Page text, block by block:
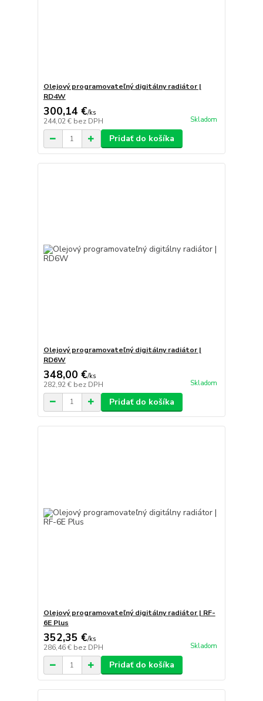
Olejový programovateľný digitálny radiátor |
RD4W
300,14 €/ks
244,02 € bez DPH Skladom
Pridať do košíka
Olejový programovateľný digitálny radiátor |
RD6W
348,00 €/ks
282,92 € bez DPH Skladom
Pridať do košíka
Olejový programovateľný digitálny radiátor | RF-
6E Plus
352,35 €/ks
286,46 € bez DPH Skladom
Pridať do košíka